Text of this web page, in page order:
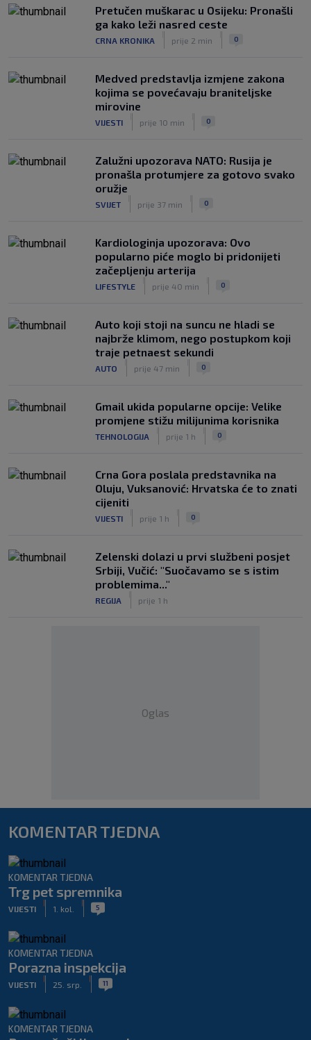
Rapsodija Hajduka u Litvi, playoff KL
praktički je osiguran! Majstorije Šege i
Pajazitija
|
Pretučen muškarac u Osijeku: Pronašli
ga kako leži nasred ceste
CRNA KRONIKA prije 2 min 0
Medved predstavlja izmjene zakona
kojima se povećavaju braniteljske
mirovine
VIJESTI prije 10 min 0
Zalužni upozorava NATO: Rusija je
pronašla protumjere za gotovo svako
oružje
SVIJET prije 37 min 0
Kardiologinja upozorava: Ovo
popularno piće moglo bi pridonijeti
začepljenju arterija
LIFESTYLE prije 40 min 0
Auto koji stoji na suncu ne hladi se
najbrže klimom, nego postupkom koji
traje petnaest sekundi
AUTO prije 47 min 0
Gmail ukida popularne opcije: Velike
promjene stižu milijunima korisnika
TEHNOLOGIJA prije 1 h 0
Crna Gora poslala predstavnika na
Oluju, Vuksanović: Hrvatska će to znati
cijeniti
VIJESTI prije 1 h 0
Zelenski dolazi u prvi službeni posjet
Srbiji, Vučić: "Suočavamo se s istim
problemima..."
REGIJA prije 1 h
Oglas
KOMENTAR TJEDNA
KOMENTAR TJEDNA
Trg pet spremnika
VIJESTI 1. kol. 5
KOMENTAR TJEDNA
Porazna inspekcija
VIJESTI 25. srp. 11
KOMENTAR TJEDNA